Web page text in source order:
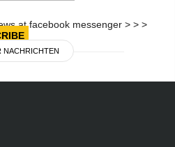
at facebook messenger > > >
NACHRICHTEN